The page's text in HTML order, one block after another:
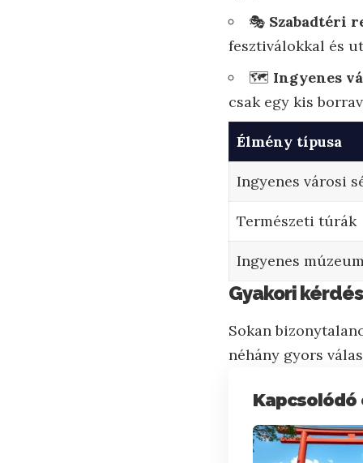
🎭 Szabadtéri
fesztiválokkal és
🗺️ Ingyenes
csak egy kis
Élmény típusa
Ingyenes városi
Természeti túrák
Ingyenes
Gyakori
Sokan
néhány gyors